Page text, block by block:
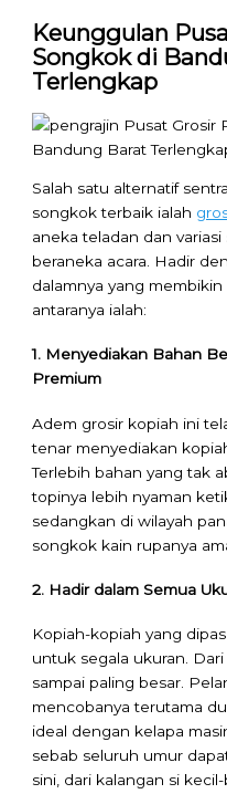
Keunggulan
Songkok di
Terlengkap
Salah satu alternatif
songkok terbaik ialah
aneka teladan dan
beraneka acara. Hadir
dalamnya yang
antaranya ialah:
1. Menyediakan Bahan
Premium
Adem grosir kopiah ini
tenar menyediakan
Terlebih bahan yang tak
topinya lebih nyaman
sedangkan di wilayah
songkok kain rupanya
2. Hadir dalam Semua
Kopiah-kopiah yang
untuk segala ukuran.
sampai paling besar.
mencobanya terutama
ideal dengan kelapa
sebab seluruh umur
sini, dari kalangan si